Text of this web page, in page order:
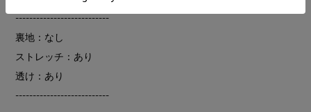
---------------------------
裏地：なし
ストレッチ：あり
透け：あり
---------------------------